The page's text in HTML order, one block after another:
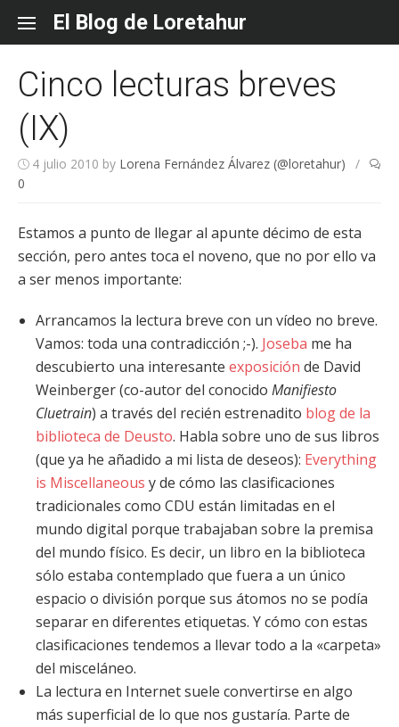
content
El Blog de Loretahur
Cinco lecturas breves
(IX)
4 julio 2010 by Lorena Fernández Álvarez (@loretahur)
/
0
Estamos a punto de llegar al apunte décimo de esta
sección, pero antes toca el noveno, que no por ello va
a ser menos importante:
Arrancamos la lectura breve con un vídeo no breve.
Vamos: toda una contradicción ;-). Joseba me ha
descubierto una interesante exposición de David
Weinberger (co-autor del conocido Manifiesto
Cluetrain) a través del recién estrenadito blog de la
biblioteca de Deusto. Habla sobre uno de sus libros
(que ya he añadido a mi lista de deseos): Everything
is Miscellaneous y de cómo las clasificaciones
tradicionales como CDU están limitadas en el
mundo digital porque trabajaban sobre la premisa
del mundo físico. Es decir, un libro en la biblioteca
sólo estaba contemplado que fuera a un único
espacio o división porque sus átomos no se podía
separar en diferentes etiquetas. Y cómo con estas
clasificaciones tendemos a llevar todo a la «carpeta»
del misceláneo.
La lectura en Internet suele convertirse en algo
más superficial de lo que nos gustaría. Parte de